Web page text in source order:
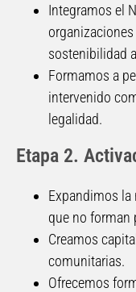
Integramos el
sostenibilidad
Formamos a
intervenido
legalidad.
Etapa 2.
Expandimos la
que no forman
Creamos
comunitarias.
Ofrecemos